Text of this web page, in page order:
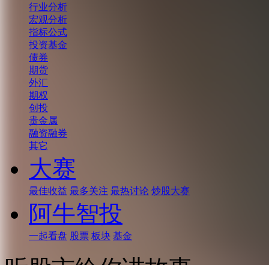
行业分析
宏观分析
指标公式
投资基金
债券
期货
外汇
期权
创投
贵金属
融资融券
其它
大赛
最佳收益 最多关注 最热讨论 炒股大赛
阿牛智投
一起看盘 股票 板块 基金